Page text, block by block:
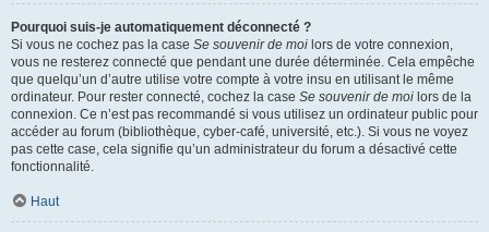
Pourquoi suis-je automatiquement déconnecté ?
Si vous ne cochez pas la case Se souvenir de moi lors de votre connexion,
vous ne resterez connecté que pendant une durée déterminée. Cela empêche
que quelqu’un d’autre utilise votre compte à votre insu en utilisant le même
ordinateur. Pour rester connecté, cochez la case Se souvenir de moi lors de la
connexion. Ce n’est pas recommandé si vous utilisez un ordinateur public pour
accéder au forum (bibliothèque, cyber-café, université, etc.). Si vous ne voyez
pas cette case, cela signifie qu’un administrateur du forum a désactivé cette
fonctionnalité.
Haut